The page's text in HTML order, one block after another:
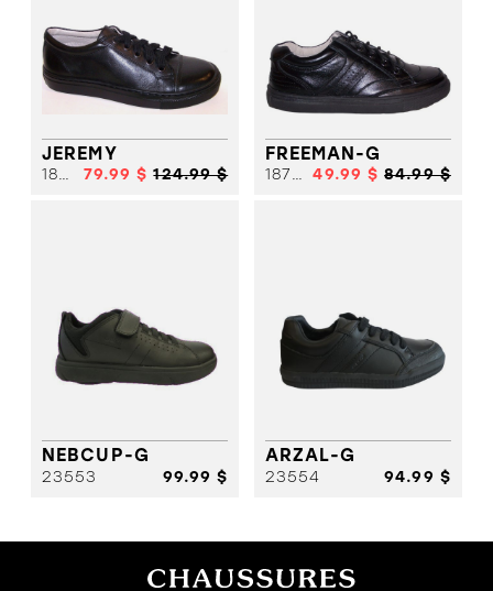
JEREMY
18766 79.99 $ 124.99 $
FREEMAN-G
18783 49.99 $ 84.99 $
NEBCUP-G
23553 99.99 $
ARZAL-G
23554 94.99 $